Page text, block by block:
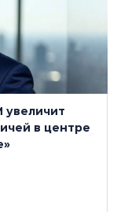
увеличит
в центре